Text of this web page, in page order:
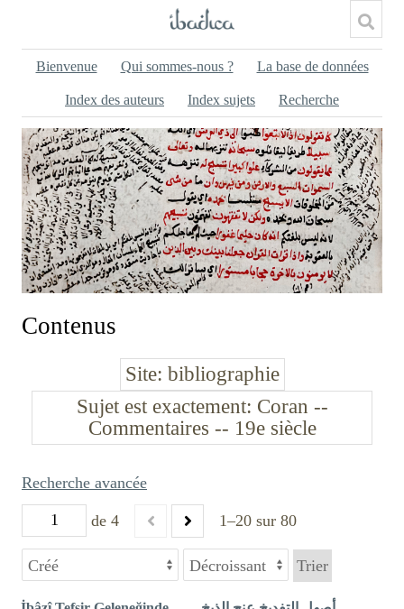
Bienvenue Qui sommes-nous ? La base de données
Index des auteurs Index sujets Recherche
Contenus
Site bibliographie
Sujet est exactement Coran --
Commentaires -- 19e siècle
de 4 1–20 sur 80
Recherche avancée
Trier